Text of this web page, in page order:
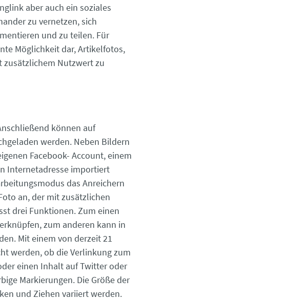
aber auch ein soziales
zu vernetzen, sich
und zu teilen. Für
Möglichkeit dar, Artikelfotos,
zusätzlichem Nutzwert zu
können auf
werden. Neben Bildern
Facebook- Account, einem
Internetadresse importiert
das Anreichern
an, der mit zusätzlichen
drei Funktionen. Zum einen
zum anderen kann in
Mit einem von derzeit 21
werden, ob die Verlinkung zum
einen Inhalt auf Twitter oder
Markierungen. Die Größe der
und Ziehen variiert werden.